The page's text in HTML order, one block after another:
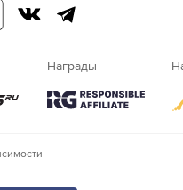
Награды